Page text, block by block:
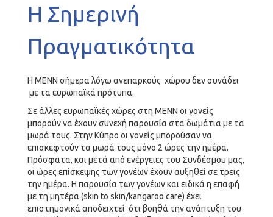
Η Σημερινή
Πραγματικότητα
Η ΜΕΝΝ σήμερα λόγω ανεπαρκούς χώρου δεν συνάδει
με τα ευρωπαϊκά πρότυπα.
Σε άλλες ευρωπαϊκές χώρες στη ΜΕΝΝ οι γονείς
μπορούν να έχουν συνεχή παρουσία στα δωμάτια με τα
μωρά τους. Στην Κύπρο οι γονείς μπορούσαν να
επισκεφτούν τα μωρά τους μόνο 2 ώρες την ημέρα.
Πρόσφατα, και μετά από ενέργειες του Συνδέσμου μας,
οι ώρες επίσκεψης των γονέων έχουν αυξηθεί σε τρεις
την ημέρα. Η παρουσία των γονέων και ειδικά η επαφή
με τη μητέρα (skin to skin/kangaroo care) έχει
επιστημονικά αποδειχτεί ότι βοηθά την ανάπτυξη του